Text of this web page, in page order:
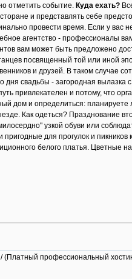
отметить событие. Куда ехать?
и представлять себе
провести время. Если у вас
агентство - профессионалы
вам может быть предложено
посвященный той или иной
и друзей. В таком случае
дня свадьбы - загородная вылазка
привлекателен и потому, что
дом и определиться:
Как одеться? Празднование
узкой обуви или
для прогулок и пикников
белого платья. Цветные
(Платный профессиональный